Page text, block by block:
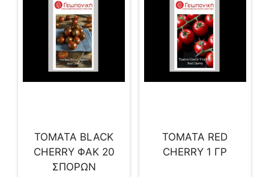
ΤΟΜΑΤΑ BLACK
CHERRY ΦΑΚ 20
ΣΠΟΡΩΝ
ΤΟΜΑΤΑ RED
CHERRY 1 ΓΡ